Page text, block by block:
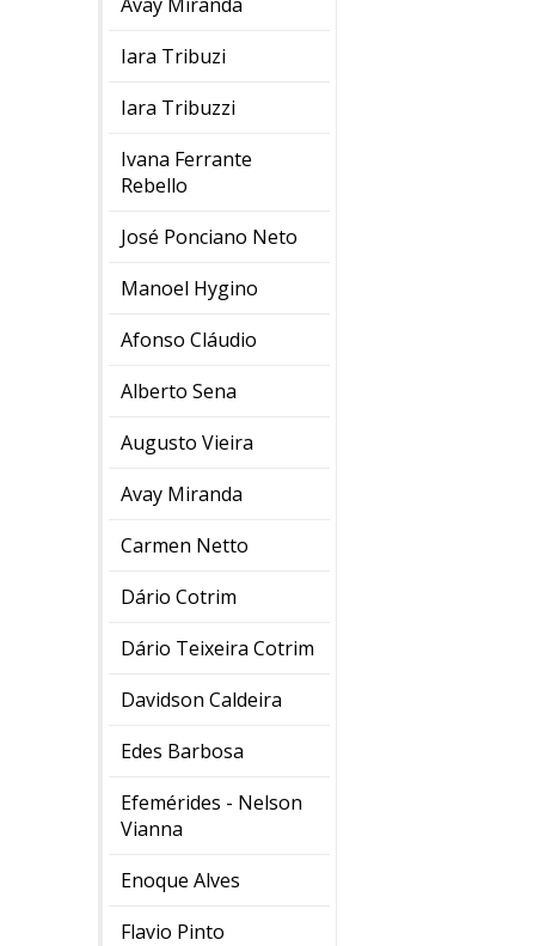
Iara Tribuzi
Iara Tribuzzi
Ivana Ferrante
Rebello
José Ponciano Neto
Manoel Hygino
Afonso Cláudio
Alberto Sena
Augusto Vieira
Avay Miranda
Carmen Netto
Dário Cotrim
Dário Teixeira Cotrim
Davidson Caldeira
Edes Barbosa
Efemérides - Nelson
Vianna
Enoque Alves
Flavio Pinto